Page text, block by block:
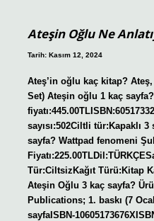
Ateşin Oğlu Ne
Tarih: Kasım 12, 2024
Ateş’in oğlu kaç kitap?
Set) Ateşin oğlu 1 kaç
sayısı:502Ciltli tür:Kapaklı
sayfa? Wattpad fenomeni
Tür:CiltsizKağıt Türü:Kitap
Ateşin Oğlu 3 kaç sayfa?
Publications; 1. baskı (7
sayfaISBN-